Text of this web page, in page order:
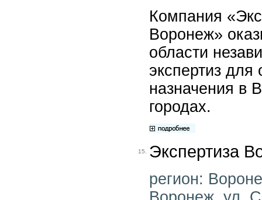
Компания
Воронеж»
области
экспертиз для
назначения в
городах.
15. Экспертиза
регион: